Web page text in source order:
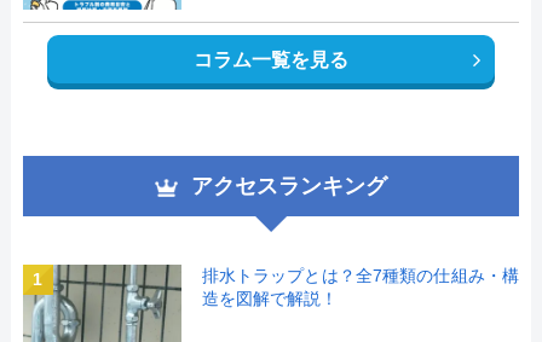
コラム一覧を見る
アクセスランキング
1
排水トラップとは？全7種類の仕組み・構
造を図解で解説！